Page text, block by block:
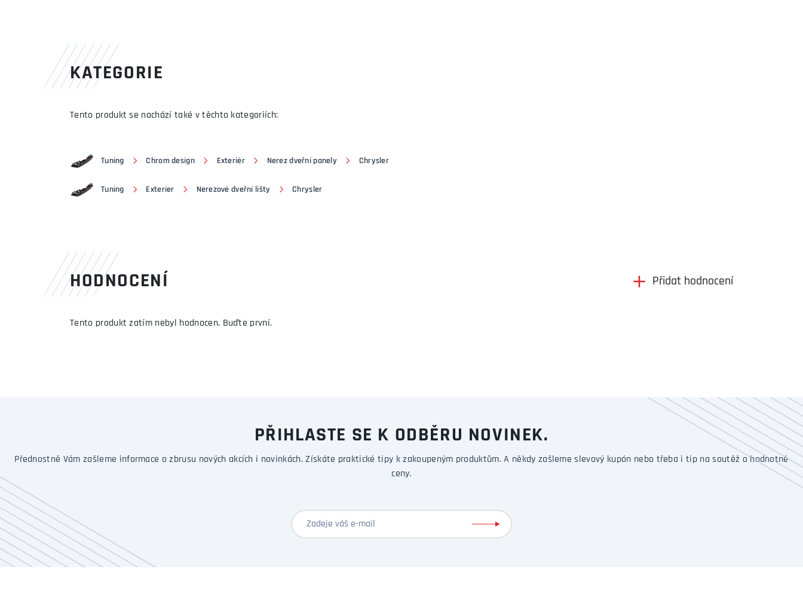
KATEGORIE
Tento produkt se nachází také v těchto kategoriích:
Tuning Chrom design Exteriér Nerez dveřní panely Chrysler
Tuning Exterier Nerezové dveřní lišty Chrysler
HODNOCENÍ Přidat hodnocení
Tento produkt zatím nebyl hodnocen. Buďte první.
PŘIHLASTE SE K ODBĚRU NOVINEK.
Přednostně Vám zašleme informace o zbrusu nových akcích i novinkách. Získáte praktické tipy k zakoupeným produktům. A někdy zašleme slevový kupón nebo třeba i tip na soutěž o hodnotné
ceny.